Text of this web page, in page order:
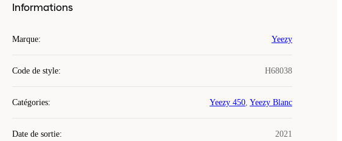
Informations
Marque: Yeezy
Code de style: H68038
Catégories: Yeezy 450, Yeezy Blanc
Date de sortie: 2021